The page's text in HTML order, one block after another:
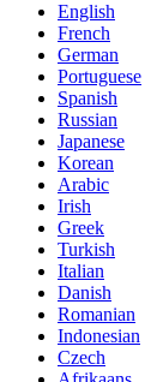
English
French
German
Portuguese
Spanish
Russian
Japanese
Korean
Arabic
Irish
Greek
Turkish
Italian
Danish
Romanian
Indonesian
Czech